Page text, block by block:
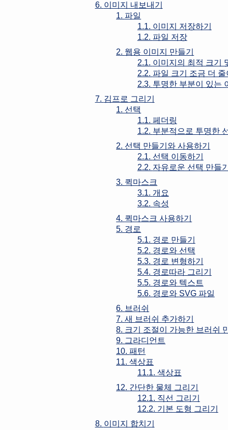
6. 이미지 내보내기
1. 파일
1.1. 이미지 저장하기
1.2. 파일 저장
2. 웹용 이미지 만들기
2.1. 이미지의 최적 크기
2.2. 파일 크기 조금 더 줄
2.3. 투명한 부분이 있는
7. 김프로 그리기
1. 선택
1.1. 페더링
1.2. 부분적으로 투명한
2. 선택 만들기와 사용하기
2.1. 선택 이동하기
2.2. 자유로운 선택 만들
3. 퀵마스크
3.1. 개요
3.2. 속성
4. 퀵마스크 사용하기
5. 경로
5.1. 경로 만들기
5.2. 경로와 선택
5.3. 경로 변형하기
5.4. 경로따라 그리기
5.5. 경로와 텍스트
5.6. 경로와 SVG파일
6. 브러쉬
7.새 브러쉬 추가하기
8. 크기 조절이 가능한 브러쉬
9. 그라디언트
10.패턴
11.색상표
11.1. 색상표
12. 간단한 물체 그리기
12.1. 직선 그리기
12.2. 기본 도형 그리기
8. 이미지 합치기